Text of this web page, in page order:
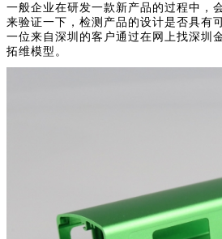
一般企业在研发一款新产品的过程中，
来验证一下，检测产品的设计是否具有
一位来自深圳的客户通过在网上找深圳
拓维模型。